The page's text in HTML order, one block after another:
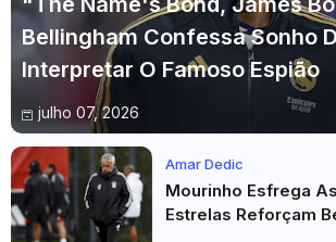
Bellingham Confessa Sonho
Interpretar O Famoso Espião
julho 07, 2026
Amar Dedic
Mourinho Esfrega
Estrelas Reforçam